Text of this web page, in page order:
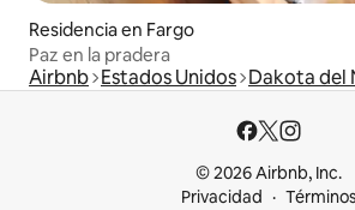
Residencia en Fargo
Paz en la pradera
Airbnb Estados Unidos Dakota del
© 2026 Airbnb, Inc.
Privacidad
Términos